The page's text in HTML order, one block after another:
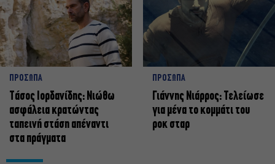
ΠΡΟΣΩΠΑ
Tάσος Ιορδανίδης: Νιώθω
ασφάλεια κρατώντας
ταπεινή στάση απέναντι
στα πράγματα
ΠΡΟΣΩΠΑ
Γιάννης Νιάρρος: Τελείωσε
για μένα το κομμάτι του
ροκ σταρ